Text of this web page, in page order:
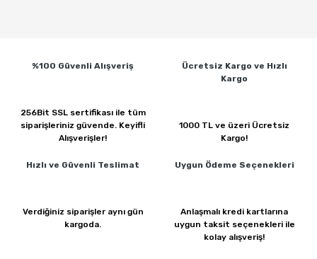
%100 Güvenli Alışveriş
256Bit SSL sertifikası ile tüm
siparişleriniz güvende. Keyifli
Alışverişler!
Ücretsiz Kargo ve Hızlı
Kargo
1000 TL ve üzeri Ücretsiz
Kargo!
Hızlı ve Güvenli Teslimat
Verdiğiniz siparişler aynı gün
kargoda.
Uygun Ödeme Seçenekleri
Anlaşmalı kredi kartlarına
uygun taksit seçenekleri ile
kolay alışveriş!